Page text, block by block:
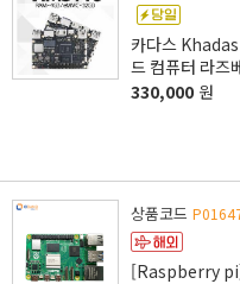
카다스
드 컴퓨터 라즈
330,000 원
상품코드
[Raspberry